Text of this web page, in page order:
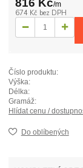
816 Kč/m
674 Kč bez DPH
Číslo produktu:
Výška:
Délka:
Gramáž:
Hlídat cenu /
Do oblíbených